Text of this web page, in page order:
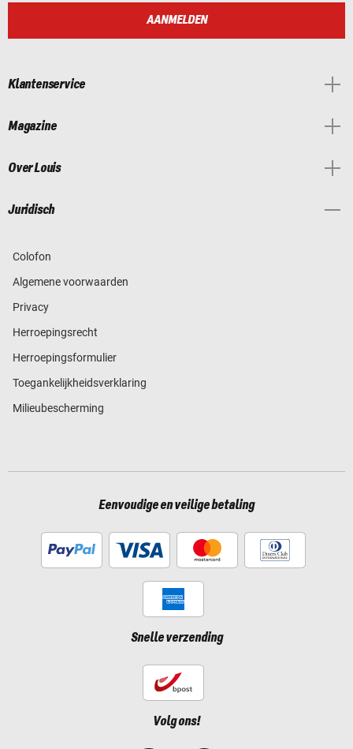
AANMELDEN
Klantenservice
Magazine
Over Louis
Juridisch
Colofon
Algemene voorwaarden
Privacy
Herroepingsrecht
Herroepingsformulier
Toegankelijkheidsverklaring
Milieubescherming
Eenvoudige en veilige betaling
Snelle verzending
Volg ons!